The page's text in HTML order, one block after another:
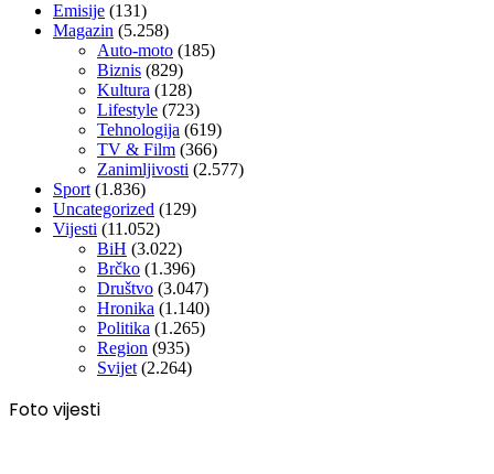
Emisije (131)
Magazin (5.258)
Auto-moto (185)
Biznis (829)
Kultura (128)
Lifestyle (723)
Tehnologija (619)
TV & Film (366)
Zanimljivosti (2.577)
Sport(1.836)
Uncategorized (129)
Vijesti (11.052)
BiH (3.022)
Brčko (1.396)
Društvo (3.047)
Hronika (1.140)
Politika (1.265)
Region (935)
Svijet(2.264)
Foto vijesti